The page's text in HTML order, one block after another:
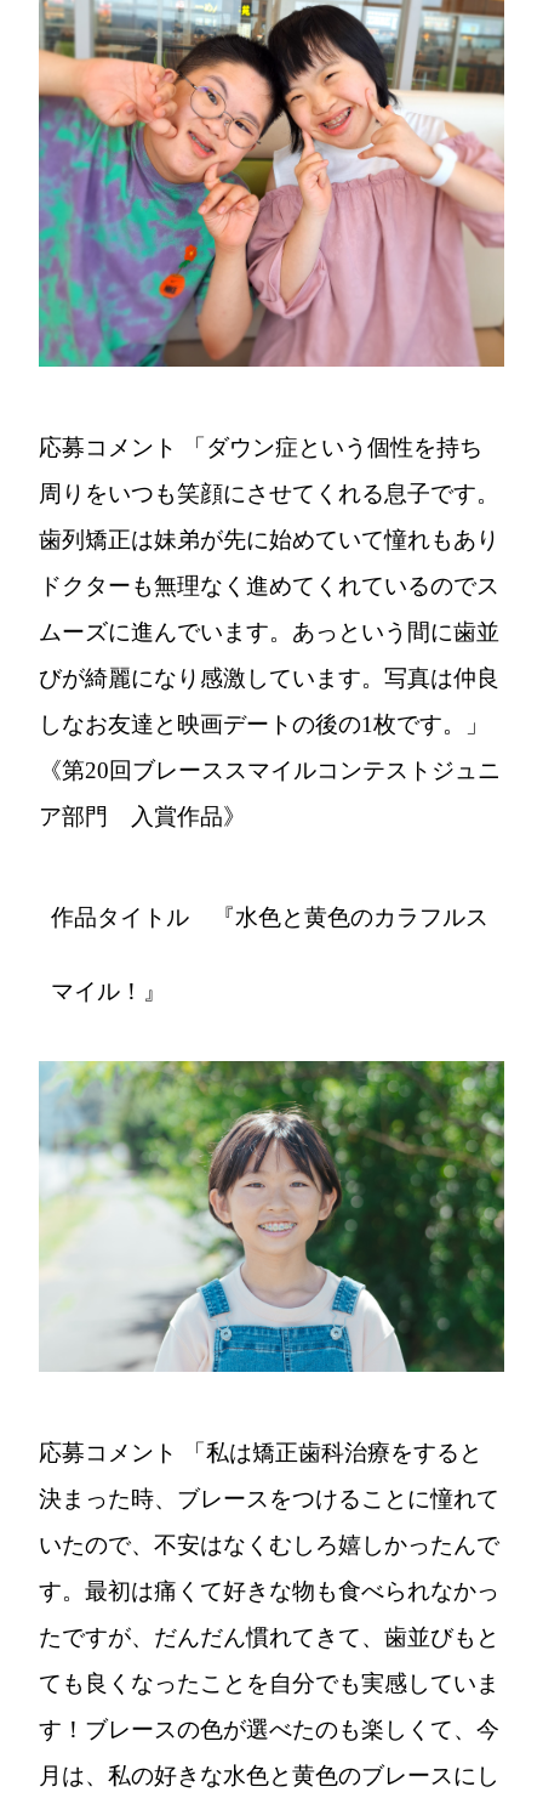
応募コメント
「ダウン症という個性を持ち
周りをいつも笑顔にさせてくれる息子です。
歯列矯正は妹弟が先に始めていて憧れもあり
ドクターも無理なく進めてくれているのでス
ムーズに進んでいます。あっという間に歯並
びが綺麗になり感激しています。写真は仲良
しなお友達と映画デートの後の1枚です。」
《第20回ブレーススマイルコンテストジュニ
ア部門 入賞作品》
作品タイトル 『水色と黄色のカラフルス
マイル！』
応募コメント
「私は矯正歯科治療をすると
決まった時、ブレースをつけることに憧れて
いたので、不安はなくむしろ嬉しかったんで
す。最初は痛くて好きな物も食べられなかっ
たですが、だんだん慣れてきて、歯並びもと
ても良くなったことを自分でも実感していま
す！ブレースの色が選べたのも楽しくて、今
月は、私の好きな水色と黄色のブレースにし